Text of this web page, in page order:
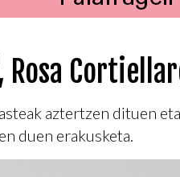
aztertzen dituen
duen erakusketa.